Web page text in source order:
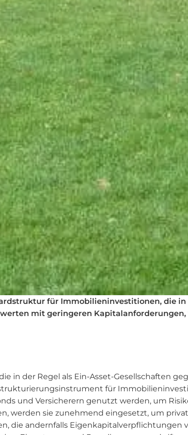
für Immobilieninvestitionen, die
mit geringeren Kapitalanforderungen,
in der Regel als Ein-Asset-Gesellschaften
für
und Versicherern genutzt werden, um
werden sie zunehmend eingesetzt, um
die andernfalls Eigenkapitalverpflichtungen